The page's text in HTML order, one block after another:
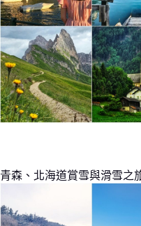
青森、北海道賞雪與滑雪之